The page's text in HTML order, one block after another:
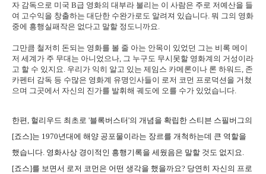
자 감독으로 미국 B급 영화의 대부라 불리는 이 사람은 주로 저예산을 들
여 고수익을 창출하는 대단한 수완가로도 알려져 있습니다. 뭐 그의 영화
중에 흥행실패작은 없다고 말할 정도니까요.
그만큼 철저히 돈되는 영화를 볼 줄 아는 안목이 있었던 그는 비록 메이
저 세계가 주 무대는 아니었으나, 그 누구도 무시못할 영화계의 거성이라
고 할 수 있지요. 우리가 익히 알고 있는 제임스 카메론이나 론 하워드, 존
카펜터 감독 등 수많은 영화계 유명인사들이 로저 코먼 프로덕션을 거쳤
으며 그곳에서 자신의 진가를 발휘해 궤도에 오를 수가 있었습니다.
한편, 헐리우드 최초로 '블록버스터'의 개념을 확립한 스티븐 스필버그의
[죠스]는 1970년대에 해양 공포물이라는 장르를 개척하는데 큰 역할을
했습니다. 영화사상 경이적인 흥행기록을 세웠음은 말할 것도 없지요.
[죠스]를 보면서 로저 코먼은 어떤 생각을 했을까요? 당연히 자신의 프로